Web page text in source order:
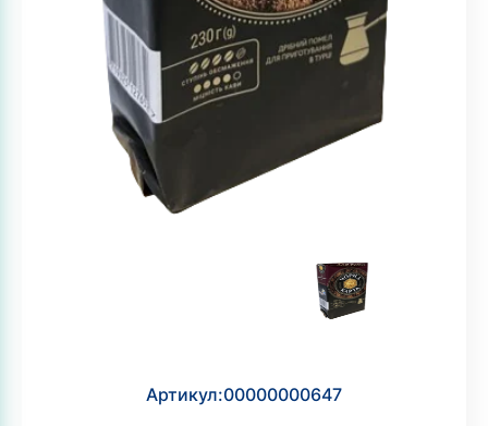
Артикул:00000000647